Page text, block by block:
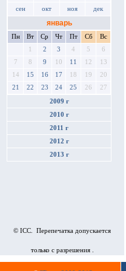
сен окт ноя дек
январь
Пн Вт Ср Чт Пт Сб
Вс
1
2 3 4 5
6
7
8 9 10 11 12
13
14
15 16 17 18 19
20
21
22 23 24 25 26 27
2009 г
2010 г
2011 г
2012 г
2013 г
© ICC. Перепечатка допускается
только с разрешения .